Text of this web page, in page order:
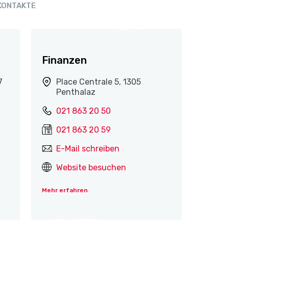
Finanzen
Place Centrale 5, 1305
Penthalaz
021 863 20 50
021 863 20 59
E-Mail schreiben
Website besuchen
Mehr erfahren